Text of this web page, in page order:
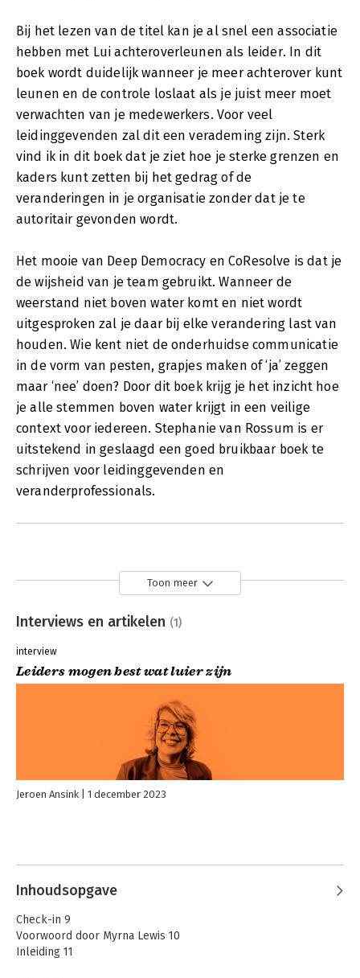
Bij het lezen van de titel kan je al snel een associatie
hebben met Lui achteroverleunen als leider. In dit
boek wordt duidelijk wanneer je meer achterover kunt
leunen en de controle loslaat als je juist meer moet
verwachten van je medewerkers. Voor veel
leidinggevenden zal dit een verademing zijn. Sterk
vind ik in dit boek dat je ziet hoe je sterke grenzen en
kaders kunt zetten bij het gedrag of de
veranderingen in je organisatie zonder dat je te
autoritair gevonden wordt.
Het mooie van Deep Democracy en CoResolve is dat je
de wijsheid van je team gebruikt. Wanneer de
weerstand niet boven water komt en niet wordt
uitgesproken zal je daar bij elke verandering last van
houden. Wie kent niet de onderhuidse communicatie
in de vorm van pesten, grapjes maken of ‘ja’ zeggen
maar ‘nee’ doen? Door dit boek krijg je het inzicht hoe
je alle stemmen boven water krijgt in een veilige
context voor iedereen. Stephanie van Rossum is er
uitstekend in geslaagd een goed bruikbaar boek te
schrijven voor leidinggevenden en
veranderprofessionals.
Toon meer
Interviews en artikelen (1)
interview
Leiders mogen best wat luier zijn
Jeroen Ansink 1 december 2023
Inhoudsopgave
Check-in 9
Voorwoord door Myrna Lewis 10
Inleiding 11